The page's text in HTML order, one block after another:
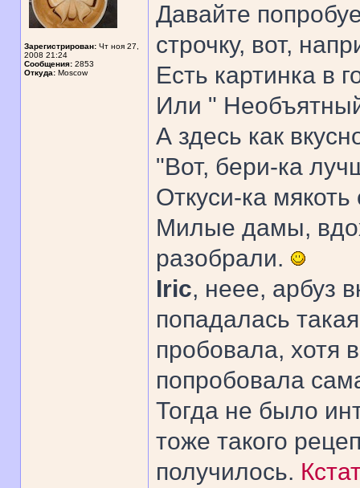
Зарегистрирован: Чт ноя 27,
2008 21:24
Сообщения: 2853
Откуда: Moscow
Давайте
строчку, вот,
Есть картинка в
Или "
А здесь как
"Вот, бери-ка
Откуси-ка мякоть
Милые дамы,
разобрали.
Iric, неее, арбуз
попадалась
пробовала, хотя
попробовала
Тогда не было
тоже такого
получилось.